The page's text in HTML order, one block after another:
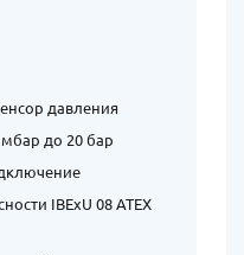
давления
до 20 бар
IBExU 08 ATEX